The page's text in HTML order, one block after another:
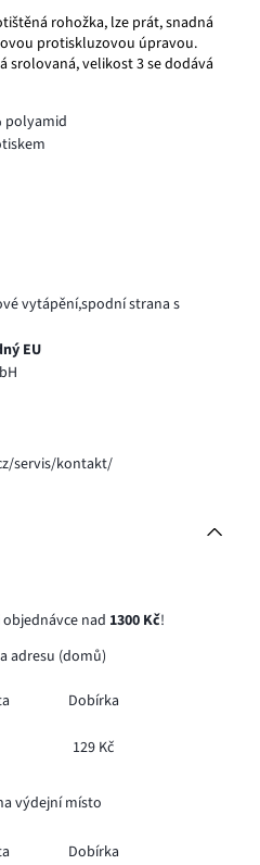
rohožka, lze prát, snadná
protiskluzovou úpravou.
srolovaná, velikost 3 se dodává
polyamid
vytápění,spodní strana s
EU
servis/kontakt/
nad 1300 Kč!
adresu (domů)
Dobírka
129 Kč
výdejní místo
Dobírka